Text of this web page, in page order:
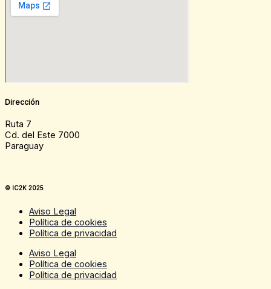
Dirección
Ruta 7
Cd. del Este 7000
Paraguay
© IC2K 2025
Aviso Legal
Política de cookies
Política de privacidad
Aviso Legal
Política de cookies
Política de privacidad